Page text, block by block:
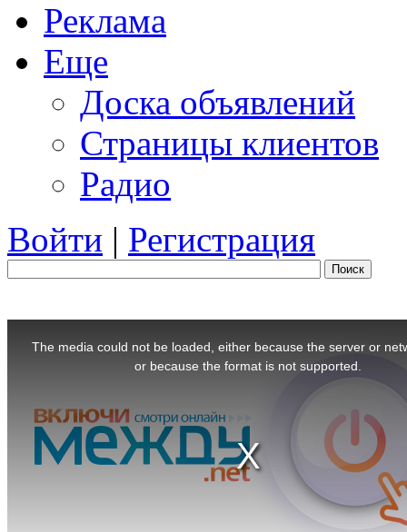
Реклама
Еще
Доска объявлений
Страницы клиентов
Радио
Войти | Регистрация
Поиск
The media could not be loaded, either because the server or
or because the format is not supported.